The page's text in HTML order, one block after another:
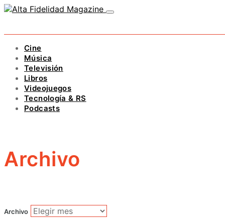
Cine
Música
Televisión
Libros
Videojuegos
Tecnología & RS
Podcasts
Archivo
Archivo